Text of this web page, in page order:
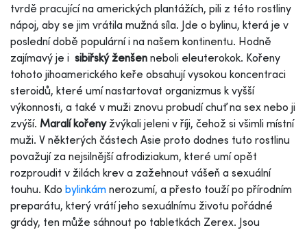
tvrdě pracující na amerických plantážích, pili z této rostliny
nápoj, aby se jim vrátila mužná síla. Jde o bylinu, která je v
poslední době populární i na našem kontinentu. Hodně
zajímavý je i sibiřský ženšen neboli eleuterokok. Kořeny
tohoto jihoamerického keře obsahují vysokou koncentraci
steroidů, které umí nastartovat organizmus k vyšší
výkonnosti, a také v muži znovu probudí chuť na sex nebo ji
zvýší. Maralí kořenyžvýkali jeleni v říji, čehož si všimli místní
muži. V některých částech Asie proto dodnes tuto rostlinu
považují za nejsilnější afrodiziakum, které umí opět
rozproudit v žilách krev a zažehnout vášeň a sexuální
touhu. Kdo bylinkám nerozumí, a přesto touží po přírodním
preparátu, který vrátí jeho sexuálnímu životu pořádné
grády, ten může sáhnout po tabletkách Zerex. Jsou